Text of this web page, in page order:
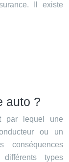
Il existe
auto ?
par lequel une
ou un
conséquences
types